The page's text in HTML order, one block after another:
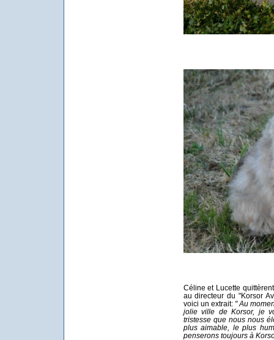
Céline et Lucette
au directeur du "Korsor
voici un extrait: " Au
jolie ville de Korsor, je
tristesse que nous nous
plus aimable, le plus
penserons toujours à